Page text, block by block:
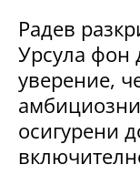
Радев
Урсула фон
уверение,
осигурени